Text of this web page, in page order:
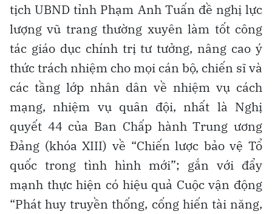
tịch UBND tỉnh Phạm Anh Tuấn đề nghị lực
lượng vũ trang thường xuyên làm tốt công
tác giáo dục chính trị tư tưởng, nâng cao ý
thức trách nhiệm cho mọi cán bộ, chiến sĩ và
các tầng lớp nhân dân về nhiệm vụ cách
mạng, nhiệm vụ quân đội, nhất là Nghị
quyết 44 của Ban Chấp hành Trung ương
Đảng (khóa XIII) về “Chiến lược bảo vệ Tổ
quốc trong tình hình mới”; gắn với đẩy
mạnh thực hiện có hiệu quả Cuộc vận động
“Phát huy truyền thống, cống hiến tài năng,